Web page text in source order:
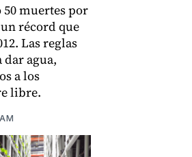
muertes por
récord que
Las reglas
dar agua,
a los
libre.